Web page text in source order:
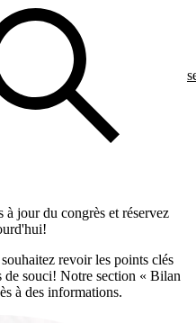
à jour du congrès et réservez
revoir les points clés
de souci! Notre section « Bilan
à des informations.